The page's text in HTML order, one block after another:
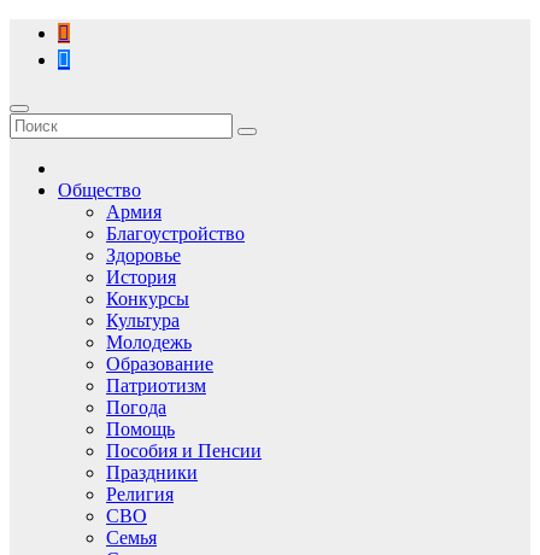
Перейти
содержимому
Общество
Армия
Благоустройство
Здоровье
История
Конкурсы
Культура
Молодежь
Образование
Патриотизм
Погода
Помощь
Пособия и Пенсии
Праздники
Религия
СВО
Семья